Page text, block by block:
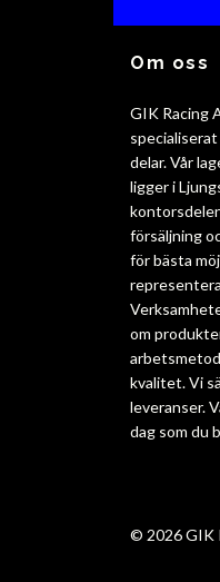
Om oss
GIK Racing
delar. Vår
ligger i
försäljning
för bästa
om
kvalitet. Vi
leveranser.
dag som du
© 2026 GIK